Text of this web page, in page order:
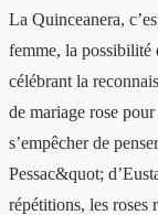
La Quinceanera,
femme, la possibilité
célébrant la
de mariage rose
s’empêcher de
Pessac&quot;
répétitions, les roses